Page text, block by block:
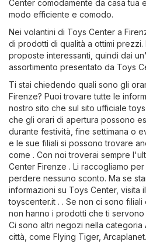
Center comodamente da casa tua
modo efficiente e comodo.
Nei volantini di Toys Center a
di prodotti di qualità a ottimi
proposte interessanti, quindi dai
assortimento presentato da Toys
Ti stai chiedendo quali sono gli
Firenze? Puoi trovare tutte le
nostro sito che sul sito ufficiale
che gli orari di apertura possono
durante festività, fine settimana o
e le sue filiali si possono trovare
come . Con noi troverai sempre
Center Firenze . Li raccogliamo
perdere nessuno sconto. Ma se
informazioni su Toys Center, visita
toyscenter.it . . Se non ci sono
non hanno i prodotti che ti
Ci sono altri negozi nella categoria
città, come Flying Tiger, Arcaplanet.